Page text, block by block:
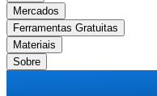
Mercados
Ferramentas Gratuitas
Materiais
Sobre